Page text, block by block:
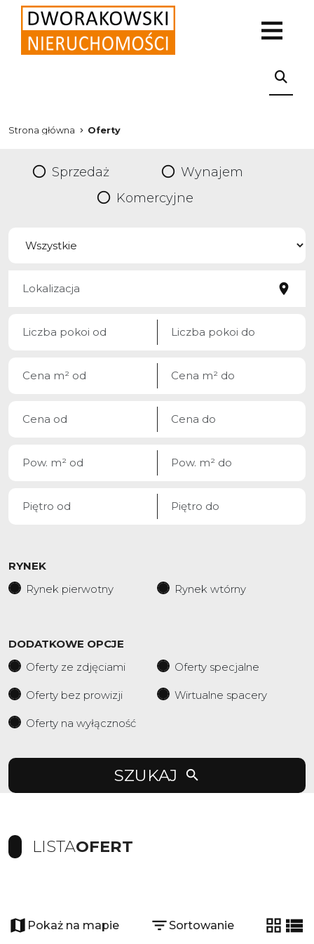
Strona główna Oferty
Sprzedaż
Wynajem
Komercyjne
RYNEK
Rynek pierwotny
Rynek wtórny
DODATKOWE OPCJE
Oferty ze zdjęciami
Oferty specjalne
Oferty bez prowizji Wirtualne spacery
Oferty na wyłączność
SZUKAJ
LISTAOFERT
−Pokaż na mapie Sortowanie
tabela